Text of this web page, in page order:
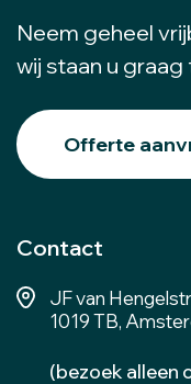
Neem geheel
wij staan u
Offerte
Contact
JF van
1019 TB,
(bezoek alleen